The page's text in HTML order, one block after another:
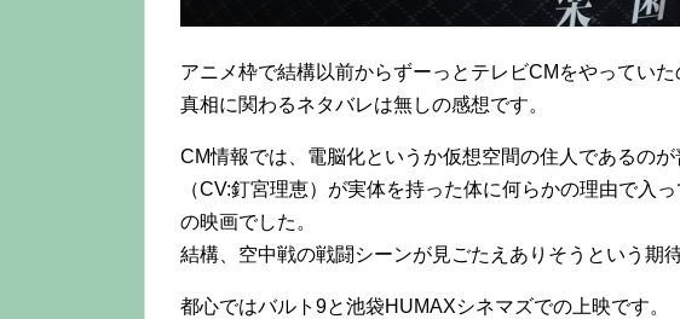
アニメ枠で結構以前からずーっとテレビCMをやっていた
真相に関わるネタバレは無しの感想です。
CM情報では、電脳化というか仮想空間の住人であるの
（CV:釘宮理恵）が実体を持った体に何らかの理由で入
の映画でした。
結構、空中戦の戦闘シーンが見ごたえありそうという期
都心ではバルト9と池袋HUMAXシネマズでの上映です。